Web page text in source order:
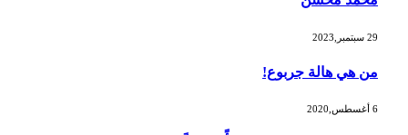
29 سبتمبر,2023
من هي هالة جربوع!